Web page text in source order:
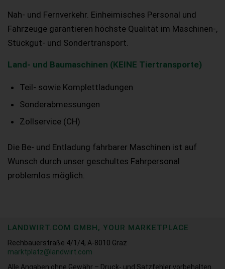
Nah- und Fernverkehr. Einheimisches Personal und
Fahrzeuge garantieren höchste Qualität im Maschinen-,
Stückgut- und Sondertransport.
Land- und Baumaschinen (KEINE Tiertransporte)
Teil- sowie Komplettladungen
Sonderabmessungen
Zollservice (CH)
Die Be- und Entladung fahrbarer Maschinen ist auf
Wunsch durch unser geschultes Fahrpersonal
problemlos möglich.
LANDWIRT.COM GMBH, YOUR MARKETPLACE
Rechbauerstraße 4/1/4, A-8010 Graz
marktplatz@landwirt.com
Alle Angaben ohne Gewähr – Druck- und Satzfehler vorbehalten.